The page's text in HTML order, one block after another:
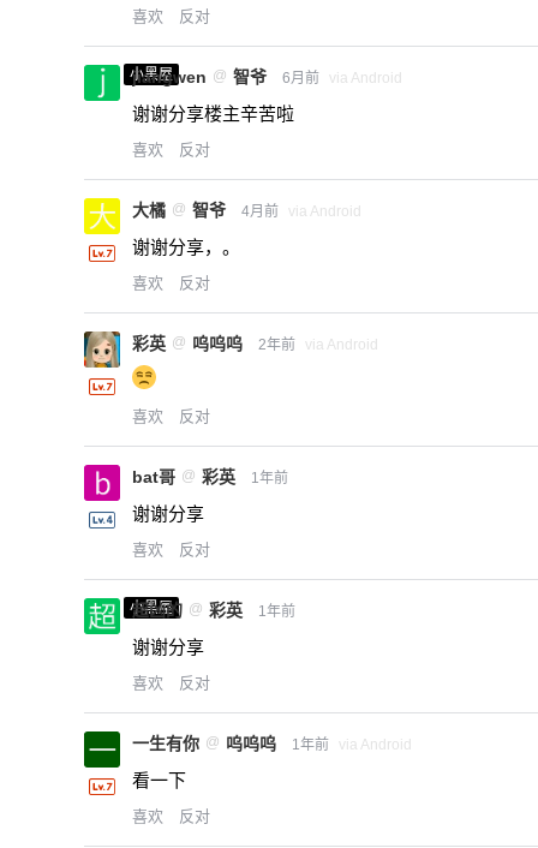
喜欢 反对
小黑屋
jiangwen @ 智爷 6月前 via Android
谢谢分享楼主辛苦啦
喜欢 反对
大橘 @ 智爷 4月前 via Android
谢谢分享，。
喜欢 反对
彩英 @ 呜呜呜 2年前 via Android
喜欢 反对
bat哥 @ 彩英 1年前
谢谢分享
喜欢 反对
小黑屋
超凶的 @ 彩英 1年前
谢谢分享
喜欢 反对
一生有你 @ 呜呜呜 1年前 via Android
看一下
喜欢 反对